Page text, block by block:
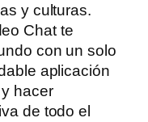
y culturas.
Chat te
con un solo
aplicación
hacer
de todo el